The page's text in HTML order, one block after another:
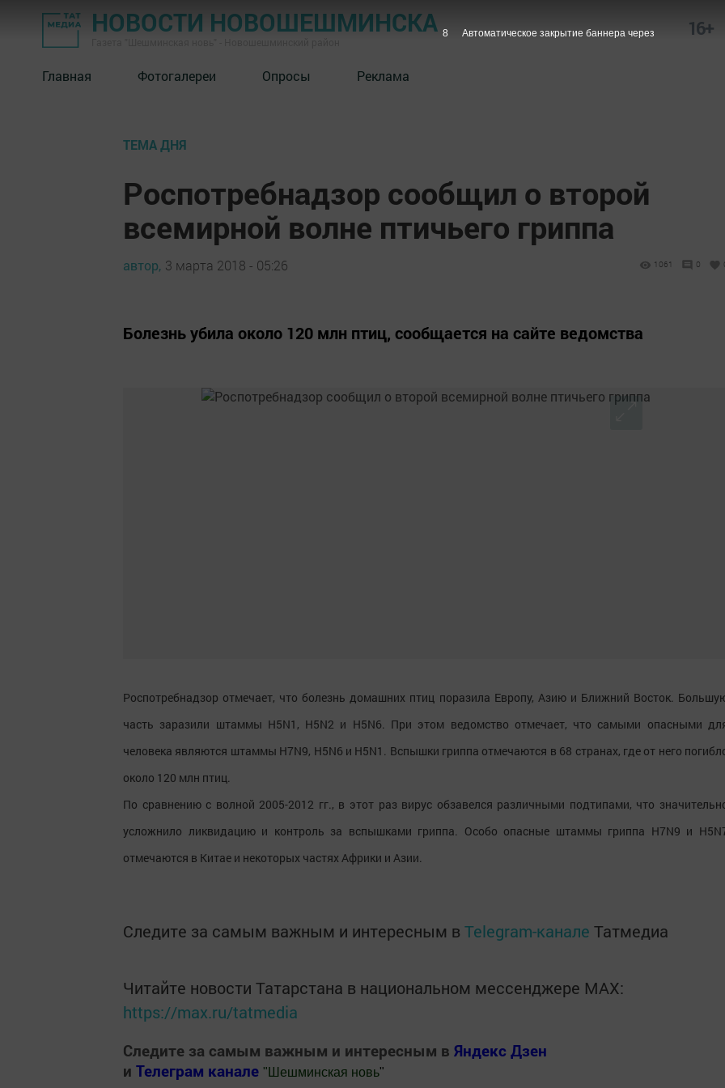
НОВОСТИ НОВОШЕШМИНСКА 16+
Главная Фотогалереи Опросы Реклама
ТЕМА ДНЯ
Роспотребнадзор сообщил о второй
всемирной волне птичьего гриппа
автор, 3 марта 2018 - 05:26 1061 0
​Болезнь убила около 120 млн птиц, сообщается на сайте ведомства
Роспотребнадзор отмечает, что болезнь домашних птиц поразила Европу, Азию и Ближний Восток.
часть заразили штаммы H5N1, H5N2 и H5N6. При этом ведомство отмечает, что самыми опасными
человека являются штаммы H7N9, H5N6 и H5N1. Вспышки гриппа отмечаются в 68 странах, где от него
около 120 млн птиц.
По сравнению с волной 2005-2012 гг., в этот раз вирус обзавелся различными подтипами, что
усложнило ликвидацию и контроль за вспышками гриппа. Особо опасные штаммы гриппа H7N9 и
отмечаются в Китае и некоторых частях Африки и Азии.
Следите за самым важным и интересным в Telegram-канале Татмедиа
Читайте новости Татарстана в национальном мессенджере MАХ:
https://max.ru/tatmedia
Следите за самым важным и интересным в Яндекс Дзен
и Телеграм канале " Шешминская новь"
7 Автоматическое закрытие баннера через